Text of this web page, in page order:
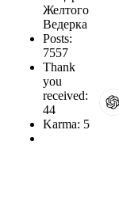
Желтого
Ведерка
Posts:
7557
Thank
you
received:
44
Karma: 5